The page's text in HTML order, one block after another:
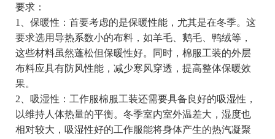
要求：
1、保暖性：首要考虑的是保暖性能，尤其是在冬季。这
要求选用导热系数小的布料，如羊毛、鹅毛、鸭绒等，
这些材料虽然蓬松但保暖性好。同时，棉服工装的外层
布料应具有防风性能，减少寒风穿透，提高整体保暖效
果。
2、吸湿性：工作服棉服工装还需要具备良好的吸湿性，
以维持人体热量的平衡。冬季室内室外温差大，湿度也
相对较大，吸湿性好的工作服能将身体产生的热汽凝聚